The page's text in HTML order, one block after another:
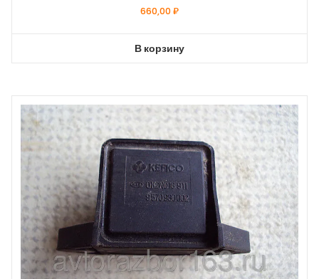
660,00₽
В корзину